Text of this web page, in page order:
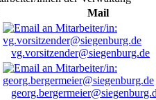
Mail
vg.vorsitzender@siegenburg.de